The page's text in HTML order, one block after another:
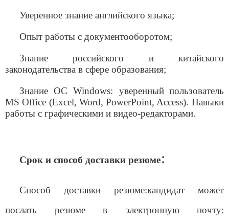
Уверенное знание английского языка;
Опыт работы с документооборотом;
Знание российского и китайского
законодательства в сфере образования;
Знание ОС Windows: уверенный пользователь
MS Office (Exсel, Word, PowerPoint, Access). Навыки
работы с графическими и видео-редакторами.
Срок и способ доставки резюме：
Способ доставки резюме:кандидат может
послать резюме в электронную почту: